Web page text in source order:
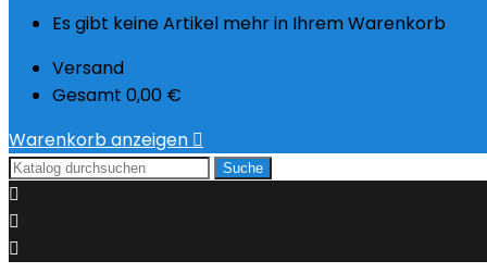
Es gibt keine Artikel mehr in Ihrem Warenkorb
Versand
Gesamt 0,00 €
Warenkorb anzeigen 
Suche


